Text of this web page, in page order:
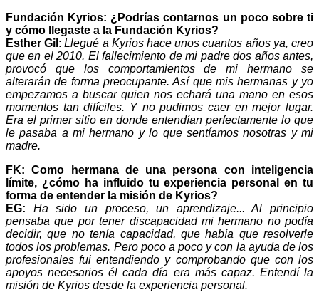
Fundación Kyrios: ¿Podrías contarnos un poco sobre ti
y cómo llegaste a la Fundación Kyrios?
Esther Gil :Llegué a Kyrios hace unos cuantos años ya, creo
que en el 2010. El fallecimiento de mi padre dos años antes,
provocó que los comportamientos de mi hermano se
alterarán de forma preocupante. Así que mis hermanas y yo
empezamos a buscar quien nos echará una mano en esos
momentos tan difíciles. Y no pudimos caer en mejor lugar.
Era el primer sitio en donde entendían perfectamente lo que
le pasaba a mi hermano y lo que sentíamos nosotras y mi
madre.
FK: Como hermana de una persona con inteligencia
límite, ¿cómo ha influido tu experiencia personal en tu
forma de entender la misión de Kyrios?
EG:
Ha sido un proceso, un aprendizaje... Al principio
pensaba que por tener discapacidad mi hermano no podía
decidir, que no tenía capacidad, que había que resolverle
todos los problemas. Pero poco a poco y con la ayuda de los
profesionales fui entendiendo y comprobando que con los
apoyos necesarios él cada día era más capaz. Entendí la
misión de Kyrios desde la experiencia personal.